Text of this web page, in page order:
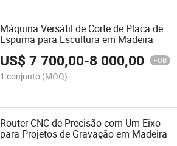
Máquina Versátil de Corte de Placa de
Espuma para Escultura em Madeira
US$7 700,00-8 000,00 FOB
1 conjunto (MOQ)
Router CNC de Precisão com Um Eixo
para Projetos de Gravação em Madeira